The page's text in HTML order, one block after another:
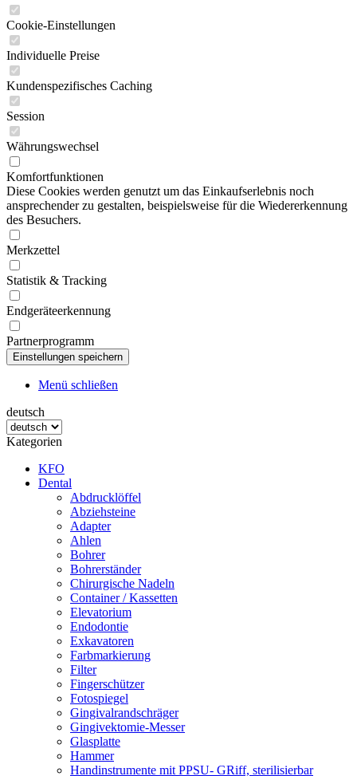
Cookie-Einstellungen
Individuelle Preise
Kundenspezifisches Caching
Session
Währungswechsel
Komfortfunktionen
Diese Cookies werden genutzt um das Einkaufserlebnis noch
ansprechender zu gestalten, beispielsweise für die Wiedererkennung
des Besuchers.
Merkzettel
Statistik & Tracking
Endgeräteerkennung
Partnerprogramm
Menü schließen
deutsch
Kategorien
KFO
Dental
Abdrucklöffel
Abziehsteine
Adapter
Ahlen
Bohrer
Bohrerständer
Chirurgische Nadeln
Container / Kassetten
Elevatorium
Endodontie
Exkavatoren
Farbmarkierung
Filter
Fingerschützer
Fotospiegel
Gingivalrandschräger
Gingivektomie-Messer
Glasplatte
Hammer
Handinstrumente mit PPSU- GRiff, sterilisierbar